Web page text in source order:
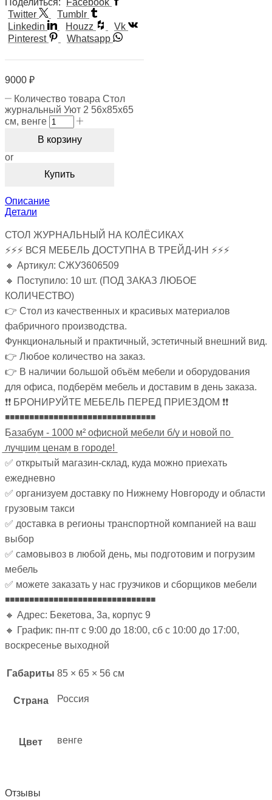
Twitter
Tumblr
Linkedin
Houzz
Vk
Pinterest
Whatsapp
9000 ₽
Количество товара Стол
журнальный Уют 2 56х85х65
см, венге
В корзину
or
Купить
Описание
Детали
СТОЛ ЖУРНАЛЬНЫЙ НА КОЛЁСИКАХ
⚡⚡⚡ ВСЯ МЕБЕЛЬ ДОСТУПНА В ТРЕЙД-ИН ⚡⚡⚡
🔸 Артикул: СЖУ3606509
🔸 Поступило: 10 шт. (ПОД ЗАКАЗ ЛЮБОЕ
КОЛИЧЕСТВО)
👉 Стол из качественных и красивых материалов
фабричного производства.
Функциональный и практичный, эстетичный внешний вид.
👉 Любое количество на заказ.
👉 В наличии большой объём мебели и оборудования
для офиса, подберём мебель и доставим в день заказа.
❗❗ БРОНИРУЙТЕ МЕБЕЛЬ ПЕРЕД ПРИЕЗДОМ ❗❗
◾◾◾◾◾◾◾◾◾◾◾◾◾◾◾◾◾◾◾◾◾◾◾◾◾◾◾◾◾◾◾
Б̲а̲з̲а̲б̲у̲м̲ ̲-̲ ̲1̲0̲0̲0̲ ̲м̲²̲ ̲о̲ф̲и̲с̲н̲о̲й̲ ̲м̲е̲б̲е̲л̲и̲ ̲б̲/̲у̲ ̲и̲ ̲н̲о̲в̲о̲й̲ ̲п̲о̲
̲л̲у̲ч̲ш̲и̲м̲ ̲ц̲е̲н̲а̲м̲ ̲в̲ ̲г̲о̲р̲о̲д̲е̲!̲
✅ открытый магазин-склад, куда можно приехать
ежедневно
✅ организуем доставку по Нижнему Новгороду и области
грузовым такси
✅ доставка в регионы транспортной компанией на ваш
выбор
✅ самовывоз в любой день, мы подготовим и погрузим
мебель
✅ можете заказать у нас грузчиков и сборщиков мебели
◾◾◾◾◾◾◾◾◾◾◾◾◾◾◾◾◾◾◾◾◾◾◾◾◾◾◾◾◾◾◾
🔸 Адрес: Бекетова, 3а, корпус 9
🔸 График: пн-пт с 9:00 до 18:00, сб с 10:00 до 17:00,
воскресенье выходной
Габариты 85 × 65 × 56 см
Страна Россия
Цвет венге
Отзывы